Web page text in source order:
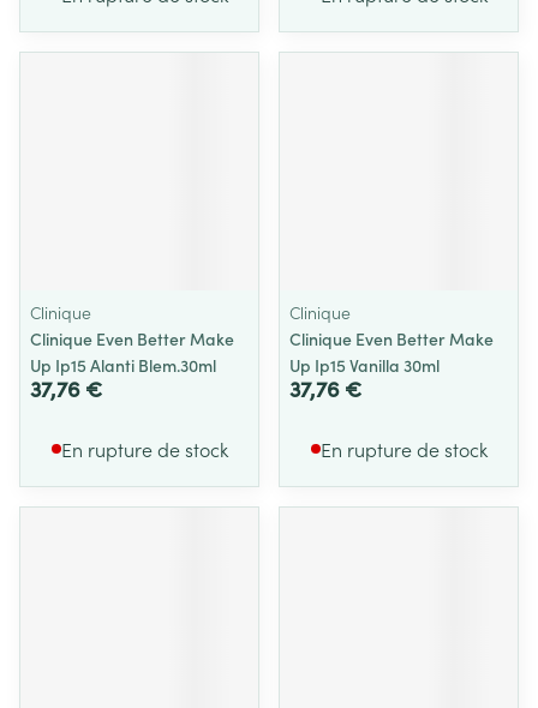
Clinique
Clinique Even Better Make
Up Ip15 Alanti Blem.30ml
37,76 €
En rupture de stock
Clinique
Clinique Even Better Make
Up Ip15 Vanilla 30ml
37,76 €
En rupture de stock